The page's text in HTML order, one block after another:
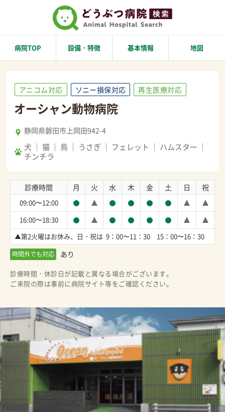
病院TOP 設備・特徴 基本情報 地図
アニコム対応 ソニー損保対応 再生医療対応
オーシャン動物病院
静岡県磐田市上岡田942-4
犬 猫 鳥 うさぎ フェレット
ハムスター
チンチラ
診療時間 月 火 水 木 金 土 日 祝
09:00〜12:00
16:00〜18:30
▲第2火曜はお休み、日・祝は  9：00〜11：30　15：00〜16：30
時間外でも対応 あり
診療時間・休診日が記載と異なる場合がございます。
ご来院の際は事前に病院サイト等をご確認ください。